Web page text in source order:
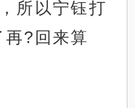
所以宁钰打
?回来算